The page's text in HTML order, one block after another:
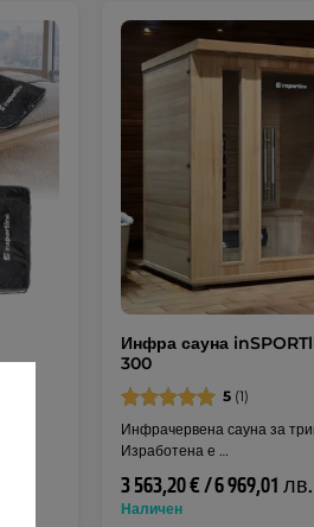
Инфра сауна
300
5(1)
Инфрачервена сауна за
Изработена е …
3 563,20 € / 6 969,01 лв.
Наличен